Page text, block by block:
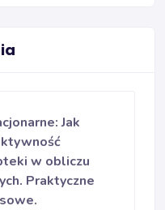
Jak
w obliczu
Praktyczne